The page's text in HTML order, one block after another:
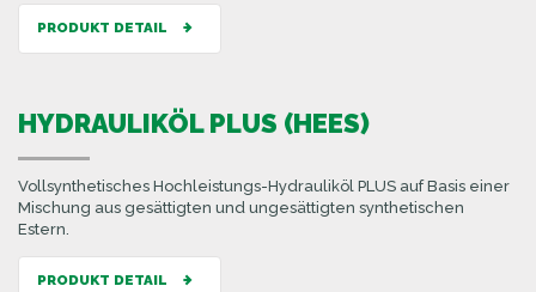
PRODUKT DETAIL
HYDRAULIKÖL PLUS (HEES)
Vollsynthetisches Hochleistungs-Hydrauliköl PLUS auf Basis einer
Mischung aus gesättigten und ungesättigten synthetischen
Estern.
PRODUKT DETAIL